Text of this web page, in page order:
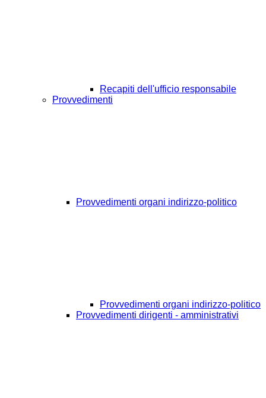
Recapiti dell'ufficio responsabile
Provvedimenti
Provvedimenti organi indirizzo-politico
Provvedimenti organi indirizzo-politico
Provvedimenti dirigenti - amministrativi